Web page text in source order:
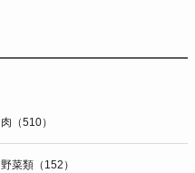
肉（510）
野菜類（152）